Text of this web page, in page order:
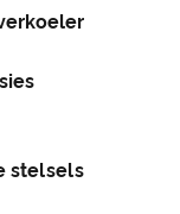
stelsels